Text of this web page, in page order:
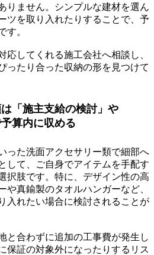
りません。シンプルな建材を選ん
ツを取り入れたりすることで、予
す。
応してくれる施工会社へ相談し、
ったり合った収納の形を見つけて
「施主支給の検討」や
算内に収める
った洗面アクセサリー類で細部へ
して、ご自身でアイテムを手配す
択肢です。特に、デザイン性の高
や真鍮製のタオルハンガーなど、
入れたい場合に検討されることが
と合わずに追加の工事費が発生し
保証の対象外になったりするリス